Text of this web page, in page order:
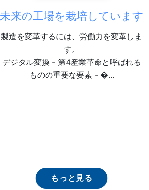
未来の工場を栽培しています
製造を変革するには、労働力を変革しま
す。
デジタル変換 - 第4産業革命と呼ばれる
ものの重要な要素 - �...
もっと見る